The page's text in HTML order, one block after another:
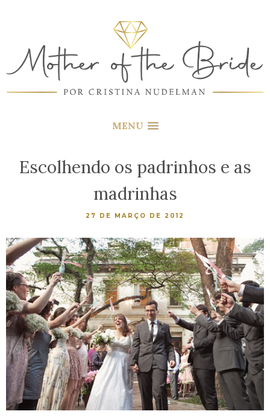
MENU
Escolhendo os padrinhos e as
madrinhas
27 DE MARÇO DE 2012